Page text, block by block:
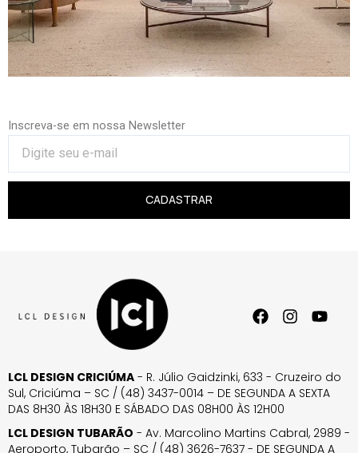
Inscreva-se em nossa Newsletter
CADASTRAR
LCL DESIGN CRICIÚMA - R. Júlio Gaidzinki, 633 - Cruzeiro do
Sul, Criciúma – SC / (48) 3437-0014 – DE SEGUNDA A SEXTA
DAS 8H30 ÀS 18H30 E SÁBADO DAS 08H00 ÀS 12H00
LCL DESIGN TUBARÃO - Av. Marcolino Martins Cabral, 2989 -
Aeroporto, Tubarão – SC / (48) 3626-7637 - DE SEGUNDA A